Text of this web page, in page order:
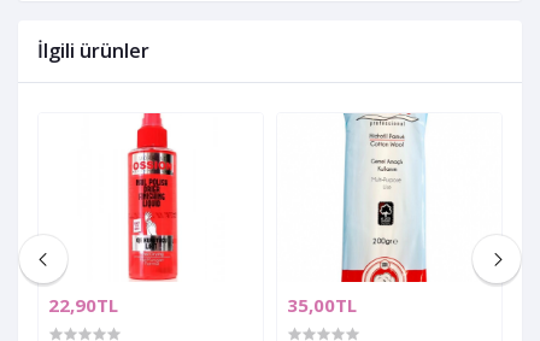
İlgili ürünler
22,90TL 35,00TL